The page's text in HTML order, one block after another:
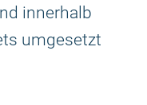
innerhalb
umgesetzt